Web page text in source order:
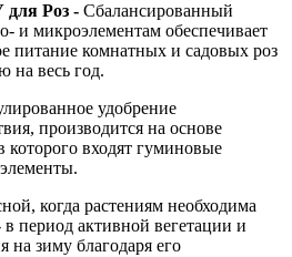
Роз - Сбалансированный
и микроэлементам обеспечивает
питание комнатных и садовых роз
на весь год.
удобрение
производится на основе
которого входят гуминовые
когда растениям необходима
период активной вегетации и
на зиму благодаря его